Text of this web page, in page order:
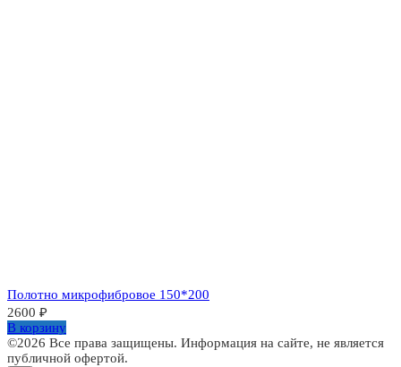
Полотно микрофибровое 150*200
2600 ₽
В корзину
©2026 Все права защищены. Информация на сайте, не является
публичной офертой.